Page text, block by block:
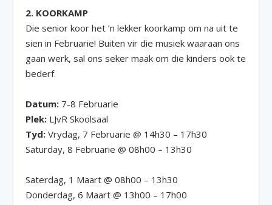
2. KOORKAMP
Die senior koor het ’n lekker koorkamp om na uit te
sien in Februarie! Buiten vir die musiek waaraan ons
gaan werk, sal ons seker maak om die kinders ook te
bederf.
Datum: 7-8 Februarie
Plek: LJvR Skoolsaal
Tyd: Vrydag, 7 Februarie @ 14h30 – 17h30
Saturday, 8 Februarie @ 08h00 – 13h30
Saterdag, 1 Maart @ 08h00 – 13h30
Donderdag, 6 Maart @ 13h00 – 17h00